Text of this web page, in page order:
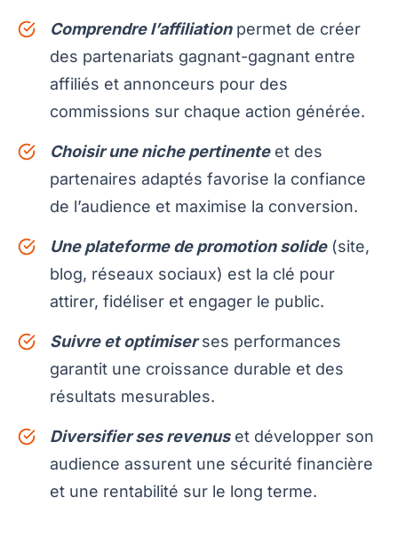
Comprendre l’affiliationpermet de créer
des partenariats gagnant-gagnant entre
affiliés et annonceurs pour des
commissions sur chaque action générée.
Choisir une niche pertinenteet des
partenaires adaptés favorise la confiance
de l’audience et maximise la conversion.
Une plateforme de promotion solide(site,
blog, réseaux sociaux) est la clé pour
attirer, fidéliser et engager le public.
Suivre et optimiserses performances
garantit une croissance durable et des
résultats mesurables.
Diversifier ses revenuset développer son
audience assurent une sécurité financière
et une rentabilité sur le long terme.